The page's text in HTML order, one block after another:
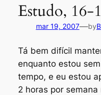
Estudo, 16-
mar 19, 2007—by
Tá bem difícil
enquanto estou
tempo, e eu estou
2 horas por